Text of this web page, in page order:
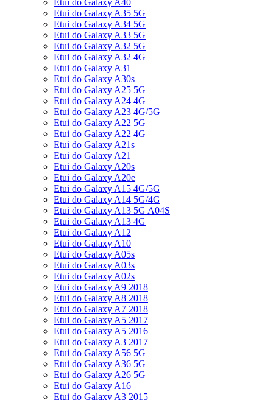
Etui do Galaxy A40
Etui do Galaxy A35 5G
Etui do Galaxy A34 5G
Etui do Galaxy A33 5G
Etui do Galaxy A32 5G
Etui do Galaxy A32 4G
Etui do Galaxy A31
Etui do Galaxy A30s
Etui do Galaxy A25 5G
Etui do Galaxy A24 4G
Etui do Galaxy A23 4G/5G
Etui do Galaxy A22 5G
Etui do Galaxy A22 4G
Etui do Galaxy A21s
Etui do Galaxy A21
Etui do Galaxy A20s
Etui do Galaxy A20e
Etui do Galaxy A15 4G/5G
Etui do Galaxy A14 5G/4G
Etui do Galaxy A13 5G A04S
Etui do Galaxy A13 4G
Etui do Galaxy A12
Etui do Galaxy A10
Etui do Galaxy A05s
Etui do Galaxy A03s
Etui do Galaxy A02s
Etui do Galaxy A9 2018
Etui do Galaxy A8 2018
Etui do Galaxy A7 2018
Etui do Galaxy A5 2017
Etui do Galaxy A5 2016
Etui do Galaxy A3 2017
Etui do Galaxy A56 5G
Etui do Galaxy A36 5G
Etui do Galaxy A26 5G
Etui do Galaxy A16
Etui do Galaxy A3 2015